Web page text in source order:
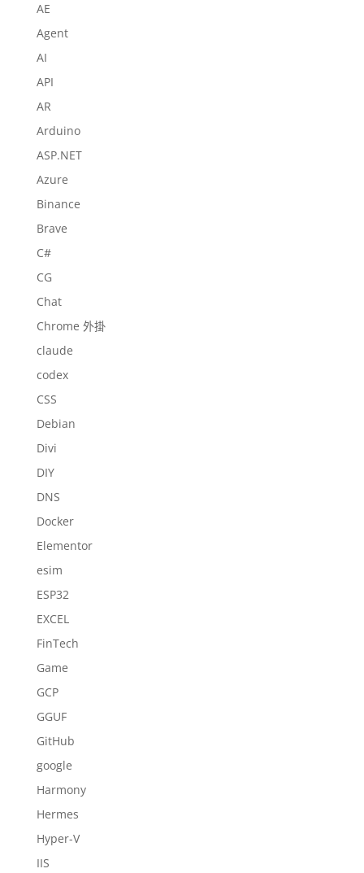
AE
Agent
AI
API
AR
Arduino
ASP.NET
Azure
Binance
Brave
C#
CG
Chat
Chrome 外掛
claude
codex
CSS
Debian
Divi
DIY
DNS
Docker
Elementor
esim
ESP32
EXCEL
FinTech
Game
GCP
GGUF
GitHub
google
Harmony
Hermes
Hyper-V
IIS